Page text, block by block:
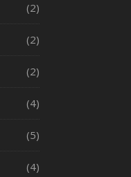
(2)
(2)
(2)
(4)
(5)
(4)